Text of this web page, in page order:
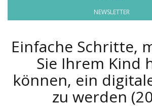
NEWSLETTER
Einfache Schritte,
Sie Ihrem Kind
können, ein
zu werden